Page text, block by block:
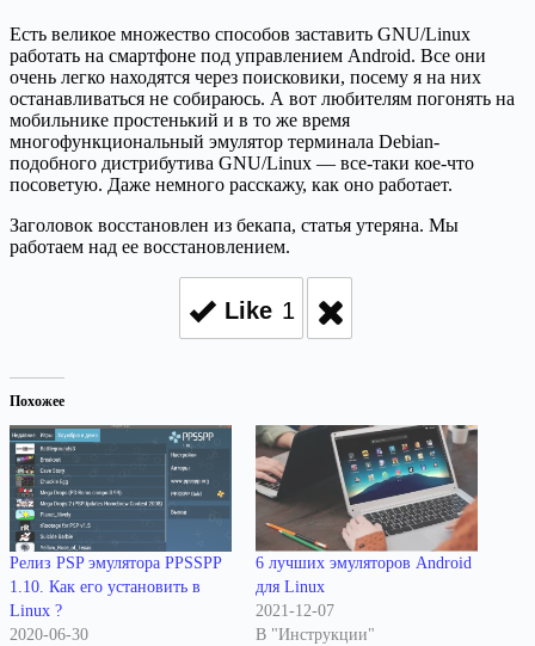
Есть великое множество способов заставить GNU/Linux
работать на смартфоне под управлением Android. Все они
очень легко находятся через поисковики, посему я на них
останавливаться не собираюсь. А вот любителям погонять на
мобильнике простенький и в то же время
многофункциональный эмулятор терминала Debian-
подобного дистрибутива GNU/Linux — все-таки кое-что
посоветую. Даже немного расскажу, как оно работает.
Заголовок восстановлен из бекапа, статья утеряна. Мы
работаем над ее восстановлением.
Like 1
Похожее
Релиз PSP эмулятора PPSSPP
1.10. Как его установить в
Linux ?
2020-06-30
6 лучших эмуляторов Android
для Linux
2021-12-07
В "Инструкции"